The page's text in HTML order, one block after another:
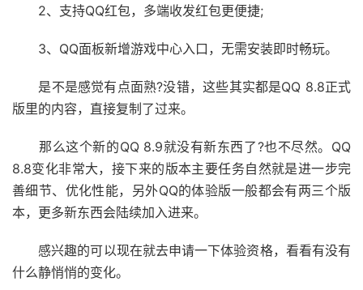
2、支持QQ红包，多端收发红包更便捷;
3、QQ面板新增游戏中心入口，无需安装即时畅玩。
是不是感觉有点面熟?没错，这些其实都是QQ 8.8正式
版里的内容，直接复制了过来。
那么这个新的QQ 8.9就没有新东西了?也不尽然。QQ
8.8变化非常大，接下来的版本主要任务自然就是进一步完
善细节、优化性能，另外QQ的体验版一般都会有两三个版
本，更多新东西会陆续加入进来。
感兴趣的可以现在就去申请一下体验资格，看看有没有
什么静悄悄的变化。